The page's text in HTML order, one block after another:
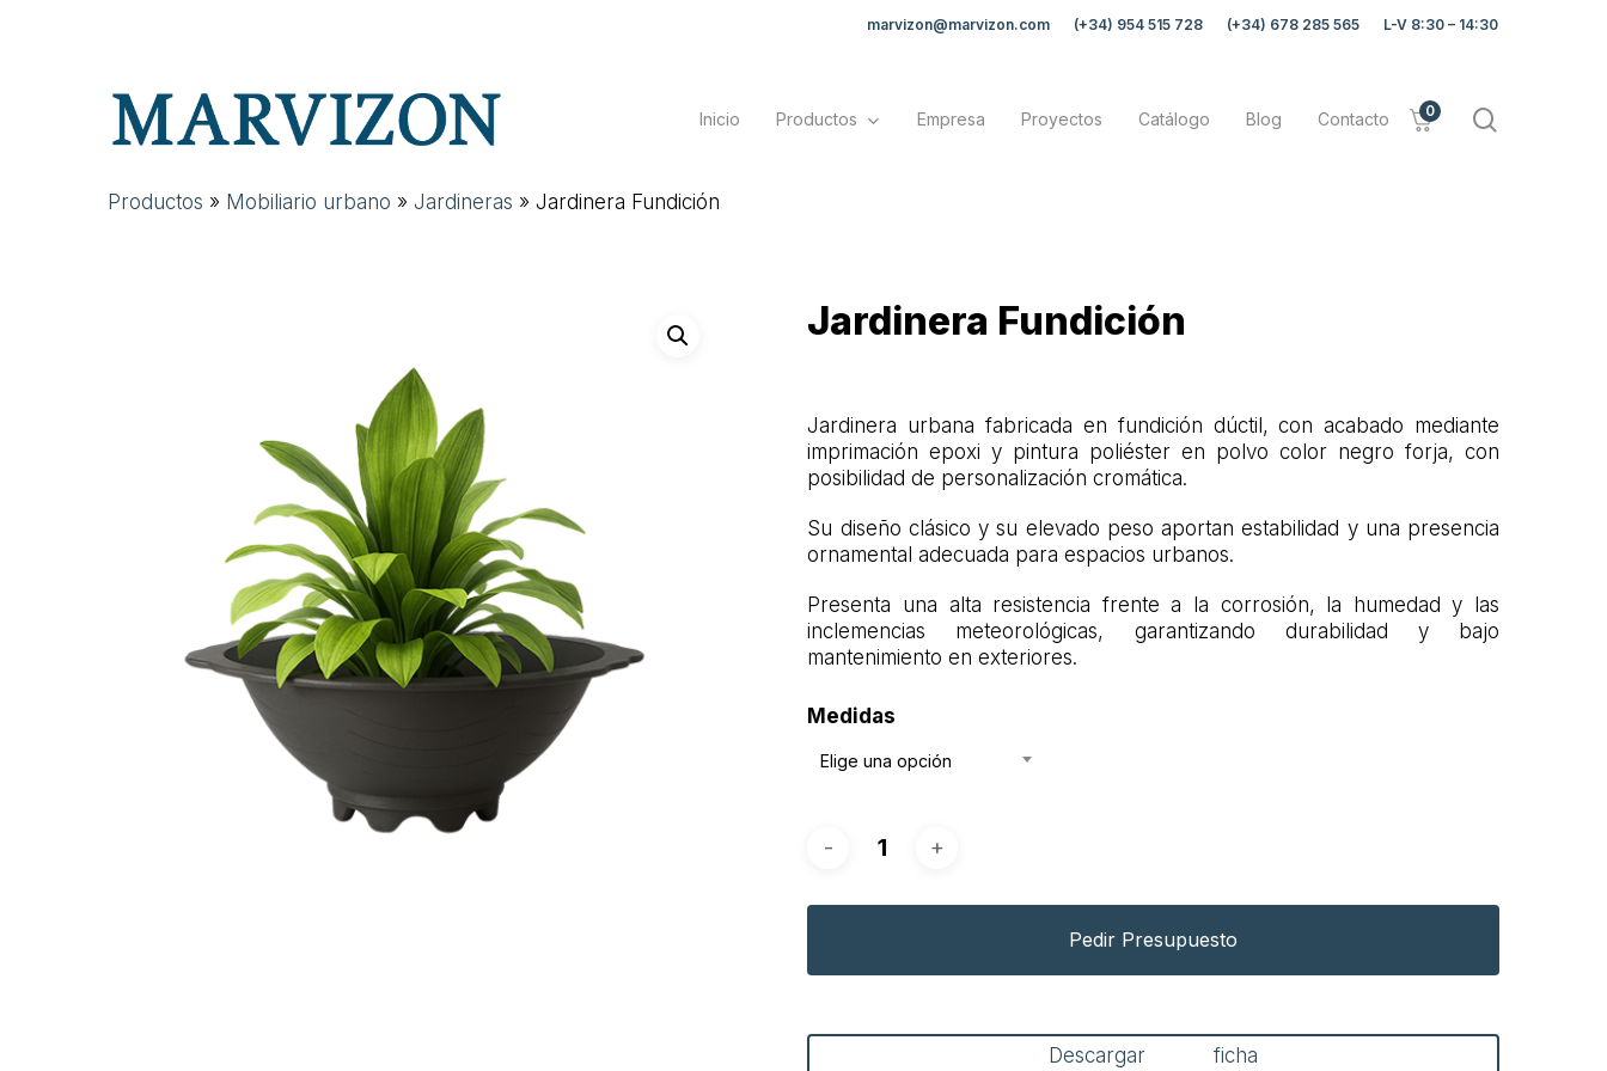
marvizon@marvizon.com (+34) 954 515 728 (+34) 678 285 565 L-V 8:30 – 14:30
Hit enter to search or ESC to close
Inicio Productos Empresa Proyectos Catálogo Blog Contacto 0
Productos » Mobiliario urbano » Jardineras » Jardinera Fundición
Jardinera Fundición
Jardinera urbana fabricada en fundición dúctil, con acabado mediante
imprimación epoxi y pintura poliéster en polvo color negro forja, con
posibilidad de personalización cromática.
Su diseño clásico y su elevado peso aportan estabilidad y una presencia
ornamental adecuada para espacios urbanos.
Presenta una alta resistencia frente a la corrosión, la humedad y las
inclemencias meteorológicas, garantizando durabilidad y bajo
mantenimiento en exteriores.
Medidas
Elige una opción
Pedir Presupuesto
Descargar ficha